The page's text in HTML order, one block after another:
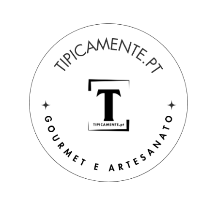
Bebidas y Gourmet bombones
Lata de trufas de mojito